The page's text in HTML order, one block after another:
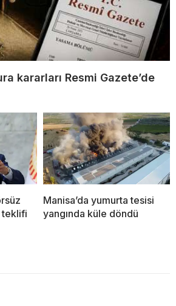
kararları Resmi Gazete’de
teklifi
Manisa’da yumurta tesisi
yangında küle döndü